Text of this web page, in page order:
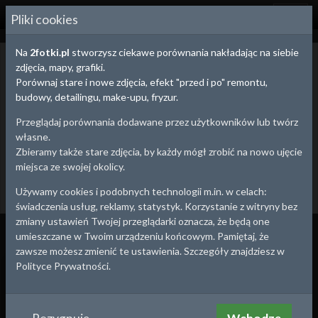
2FOTKI.PL
Dolnośląskie - porównania zdjęć
Porównania zdjęć, map i fotografii lotniczych obrazują zmiany
zachodzące na przestrzeni czasu.
Możesz na spacerze uchwycić ujęcie z tej samej perspektywy, co
fotograf 100 lat temu lub w ciekawy sposób porównać efekty
budowy, remontu, detailingu, a nawet pracy nad sylwetką tworząc
prywatne porównanie.
Utwórz porównanie Dodaj stare zdjęcie
Powrót Wrocław 2
Wszystko Porównania Zdjęcia
1944
Port Popowice
Pliki cookies
Na 2fotki.pl stworzysz ciekawe porównania nakładając na siebie
zdjęcia, mapy, grafiki.
Porównaj stare i nowe zdjęcia, efekt "przed i po" remontu,
budowy, detailingu, make-upu, fryzur.
Przeglądaj porównania dodawane przez użytkowników lub twórz
własne.
Zbieramy także stare zdjęcia, by każdy mógł zrobić na nowo ujęcie
miejsca ze swojej okolicy.
Używamy cookies i podobnych technologii m.in. w celach:
świadczenia usług, reklamy, statystyk. Korzystanie z witryny bez
zmiany ustawień Twojej przeglądarki oznacza, że będą one
umieszczane w Twoim urządzeniu końcowym. Pamiętaj, że
zawsze możesz zmienić te ustawienia. Szczegóły znajdziesz w
Polityce Prywatności.